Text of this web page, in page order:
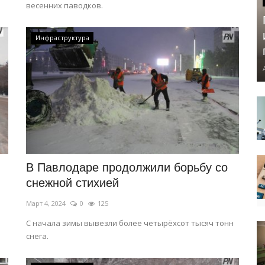
весенних паводков.
Инфраструктура
В Павлодаре продолжили борьбу со
снежной стихией
Март 4, 2024 0 125
С начала зимы вывезли более четырёхсот тысяч тонн
снега.